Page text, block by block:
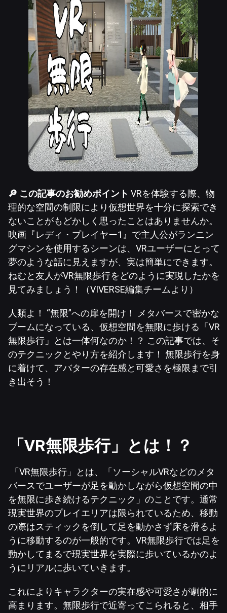
🔎 この記事のお勧めポイント VRを体験する際、物
理的な空間の制限により仮想世界を十分に探索でき
ないことがもどかしく思ったことはありませんか。
映画『レディ・プレイヤー1』で主人公がランニン
グマシンを使用するシーンは、VRユーザーにとって
夢のような話に見えますが、実は簡単にできます。
ねむと友人がVR無限歩行をどのように実現したかを
見てみましょう！（VIVERSE編集チームより）
人類よ！ “無限”への扉を開け！ メタバースで密かな
ブームになっている、仮想空間を無限に歩ける「VR
無限歩行」とは一体何なのか！？ この記事では、そ
のテクニックとやり方を紹介します！ 無限歩行を身
に着けて、アバターの存在感と可愛さを極限まで引
き出そう！
「VR無限歩行」とは！？
「VR無限歩行」とは、「ソーシャルVRなどのメタ
バースでユーザーが足を動かしながら仮想空間の中
を無限に歩き続けるテクニック」のことです。通常
現実世界のプレイエリアは限られているため、移動
の際はスティックを倒して足を動かさず床を滑るよ
うに移動するのが一般的です。VR無限歩行では足を
動かしてまるで現実世界を実際に歩いているかのよ
うにリアルに歩いていきます。
これによりキャラクターの実在感や可愛さが劇的に
高まります。無限歩行で近寄ってこられると、相手